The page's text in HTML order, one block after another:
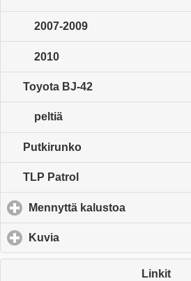
2007-2009
2010
Toyota BJ-42
peltiä
Putkirunko
TLP Patrol
Mennyttä kalustoa
Kuvia
Linkit